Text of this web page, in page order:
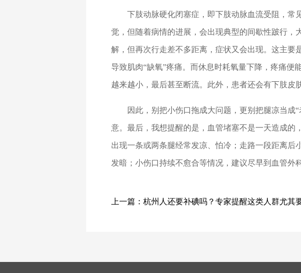
下肢动脉硬化闭塞症，即下肢动脉血流受阻，常
觉，但随着病情的进展，会出现典型的间歇性跛行
解，但再次行走差不多距离，症状又会出现。这主
导致肌肉“缺氧”疼痛。而休息时耗氧量下降，疼痛
越来越小，最后甚至断流。此外，患者还会有下肢皮
因此，别把小伤口拖成大问题，更别把腿凉当成
意。最后，我想提醒的是，血管堵塞不是一天造成
出现一条或两条腿经常发凉、怕冷；走路一段距离
发暗；小伤口持续不愈合等情况，建议尽早到血管外
上一篇： 杭州人还要补碘吗？专家提醒这类人群尤其